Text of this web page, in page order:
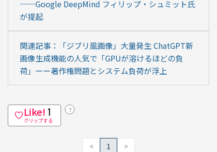
──Google DeepMind フィリップ・シュミット氏
が提起
関連記事：「ジブリ風画像」大量発生 ChatGPT新
画像生成機能の人気で「GPUが溶けるほどの負
荷」ーー著作権問題とシステム負荷が浮上
Like! 1
クリップする
？
< 1 >